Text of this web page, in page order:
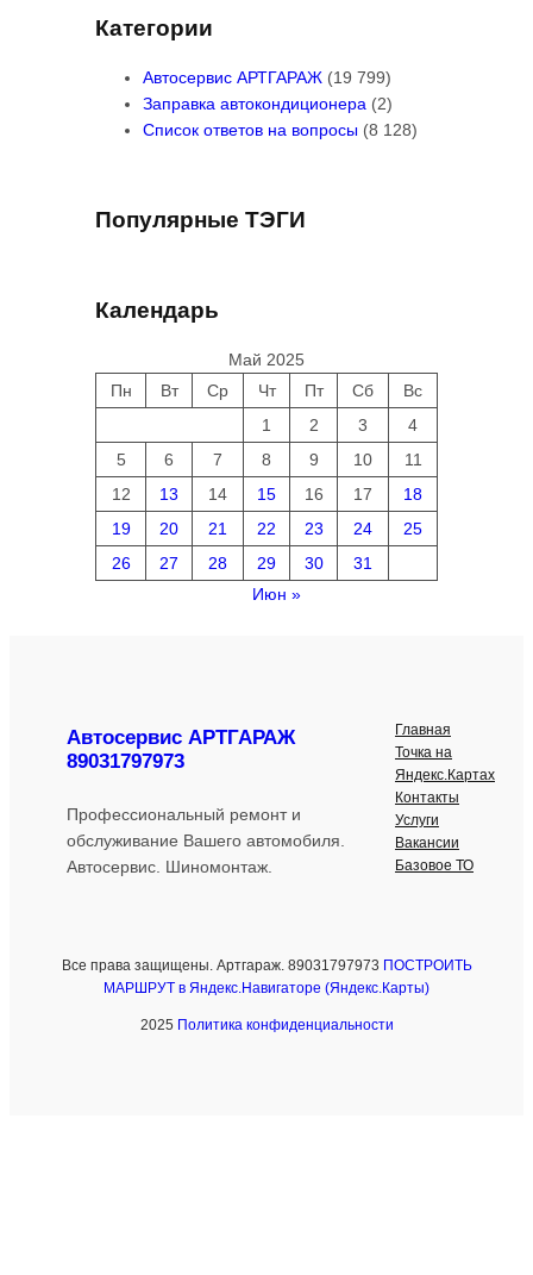
Категории
Автосервис АРТГАРАЖ (19 799)
Заправка автокондиционера (2)
Список ответов на вопросы (8 128)
Популярные ТЭГИ
Календарь
Май 2025
Пн
Вт Ср Чт Пт Сб
Вс
1
2 3
4
5
6 7 8 9 10
11
12
13 14 15 16 17
18
19
20 21 22 23 24
25
26
27 28 29 30
31
Июн »
Автосервис АРТГАРАЖ
89031797973
Профессиональный ремонт и
обслуживание Вашего автомобиля.
Автосервис. Шиномонтаж.
Главная
Точка на
Яндекс.Картах
Контакты
Услуги
Вакансии
Базовое ТО
Все права защищены. Артгараж. 89031797973 ПОСТРОИТЬ
МАРШРУТ в Яндекс.Навигаторе (Яндекс.Карты)
2025 Политика конфиденциальности